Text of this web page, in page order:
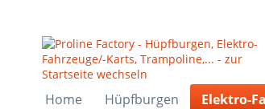
Home Hüpfburgen Elektro-